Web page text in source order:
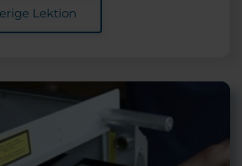
Lektion